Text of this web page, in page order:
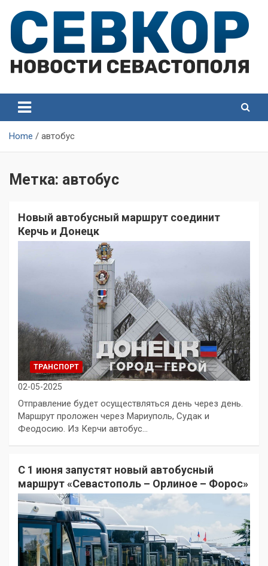
content
Севастополя
Севастополя
Home автобус
Метка: автобус
Новый автобусный маршрут соединит
Керчь и Донецк
ТРАНСПОРТ
02-05-2025
Отправление будет осуществляться день через день.
Маршрут проложен через Мариуполь, Судак и
Феодосию. Из Керчи автобус…
С 1 июня запустят новый автобусный
маршрут «Севастополь – Орлиное – Форос»